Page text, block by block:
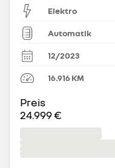
Elektro
Automatik
12/2023
16.916KM
Preis
24.999 €